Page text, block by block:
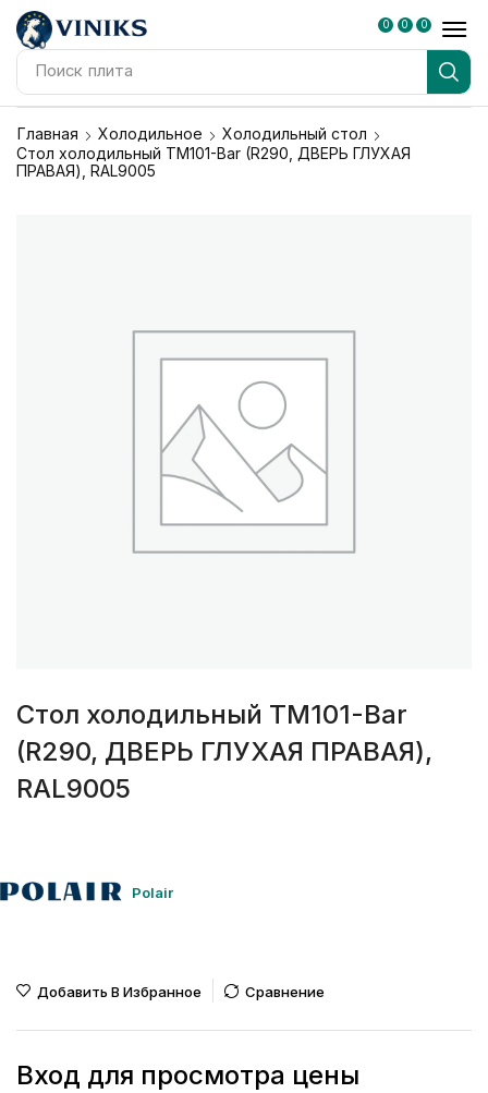
Поиск плита
0 0 0
Главная Холодильное
Холодильный стол
Стол холодильный TM101-Bar (R290, ДВЕРЬ ГЛУХАЯ
ПРАВАЯ), RAL9005
Стол холодильный TM101-Bar
(R290, ДВЕРЬ ГЛУХАЯ ПРАВАЯ),
RAL9005
Polair
Добавить В Избранное Сравнение
Вход для просмотра цены